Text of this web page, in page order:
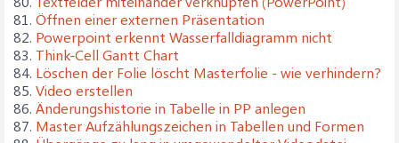
81. Öffnen einer externen Präsentation
82. Powerpoint erkennt Wasserfalldiagramm nicht
83. Think-Cell Gantt Chart
84. Löschen der Folie löscht Masterfolie - wie verhindern?
85. Video erstellen
86. Änderungshistorie in Tabelle in PP anlegen
87. Master Aufzählungszeichen in Tabellen und Formen